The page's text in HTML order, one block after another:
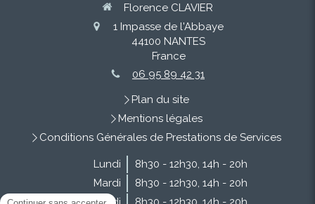
Florence CLAVIER
1 Impasse de l'Abbaye
44100 NANTES
France
06 95 89 42 31
Plan du site
Mentions légales
Conditions Générales de Prestations de Services
Lundi 8h30 - 12h30, 14h - 20h
Mardi
8h30 - 12h30, 14h - 20h